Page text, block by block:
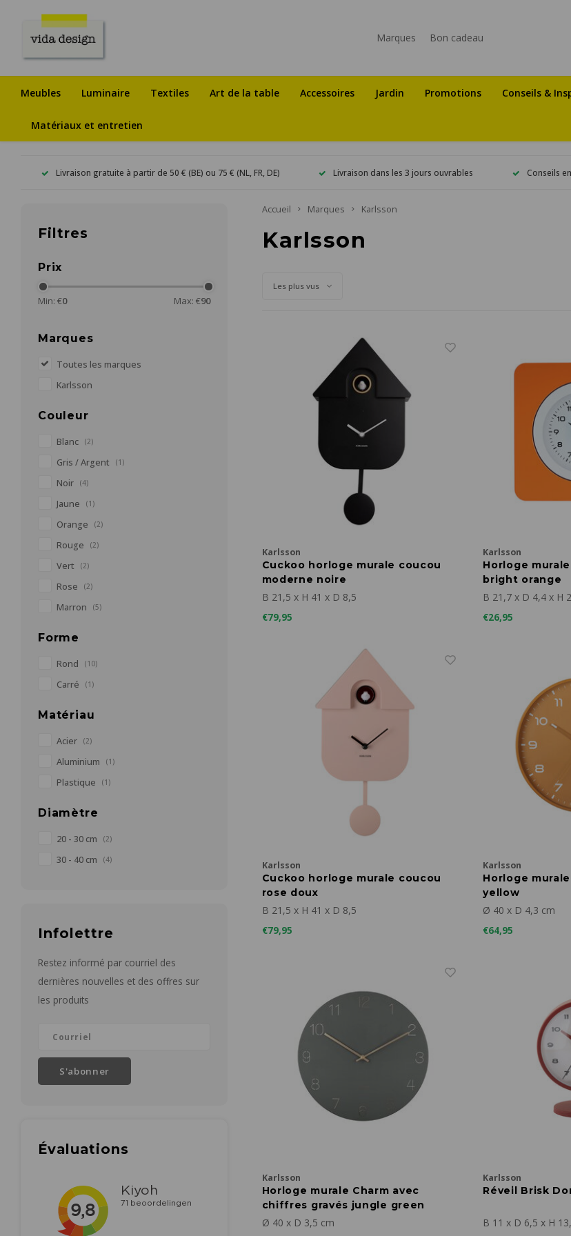
Marques Bon cadeau
Meubles Luminaire Textiles Art de la table Accessoires Jardin Promotions Conseils &
Matériaux et entretien
Livraison gratuite à partir de 50 € (BE) ou 75 € (NL, FR, DE) Livraison dans les 3 jours ouvrables Conseils
Filtres
Prix
Min: €0 Max: €90
Marques
Toutes les marques
Karlsson
Couleur
Blanc (2)
Gris / Argent (1)
Noir (4)
Jaune (1)
Orange (2)
Rouge (2)
Vert (2)
Rose (2)
Marron (5)
Forme
Rond (10)
Carré (1)
Matériau
Acier (2)
Aluminium (1)
Plastique (1)
Diamètre
20 - 30 cm (2)
30 - 40 cm (4)
Infolettre
Restez informé par courriel des
dernières nouvelles et des offres sur
les produits
S'abonner
Évaluations
Accueil Marques Karlsson
Karlsson
Les plus vus
Karlsson
Cuckoo horloge murale coucou
moderne noire
B 21,5 x H 41 x D 8,5
€79,95
Karlsson
Horloge
bright orange
B 21,7 x D 4,4 x H
€26,95
Karlsson
Cuckoo horloge murale coucou
rose doux
B 21,5 x H 41 x D 8,5
€79,95
Karlsson
Horloge
yellow
Ø 40 x D 4,3 cm
€64,95
Karlsson
Horloge murale Charm avec
chiffres gravés jungle green
Ø 40 x D 3,5 cm
Karlsson
Réveil Brisk
B 11 x D 6,5 x H